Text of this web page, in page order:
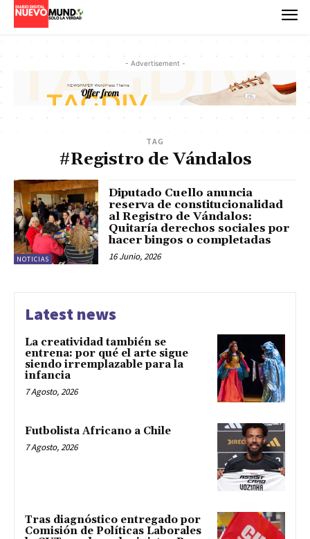
- Advertisement -
TAG
#Registro de Vándalos
NOTICIAS
Diputado Cuello anuncia
reserva de constitucionalidad
al Registro de Vándalos:
Quitaría derechos sociales por
hacer bingos o completadas
16 Junio, 2026
Latest news
La creatividad también se
entrena: por qué el arte sigue
siendo irremplazable para la
infancia
7 Agosto, 2026
Futbolista Africano a Chile
7 Agosto, 2026
Tras diagnóstico entregado por
Comisión de Políticas Laborales